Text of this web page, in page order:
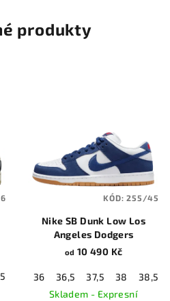
produkty
40 40,5 41 42
42,5
Nike SB Dunk Low Los
Angeles Dodgers
od 10 490 Kč
36 36,5 37,5 38 38,5
Skladem - Expresní
KÓD:255/45